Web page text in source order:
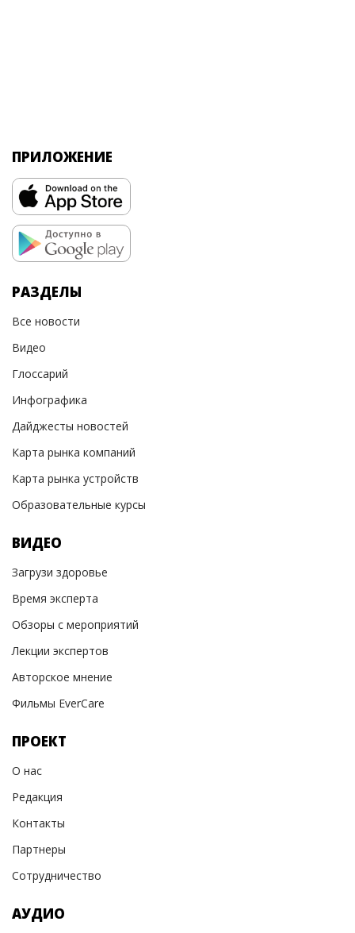
ПРИЛОЖЕНИЕ
РАЗДЕЛЫ
Все новости
Видео
Глоссарий
Инфографика
Дайджесты новостей
Карта рынка компаний
Карта рынка устройств
Образовательные курсы
ВИДЕО
Загрузи здоровье
Время эксперта
Обзоры с мероприятий
Лекции экспертов
Авторское мнение
Фильмы EverCare
ПРОЕКТ
О нас
Редакция
Контакты
Партнеры
Сотрудничество
АУДИО